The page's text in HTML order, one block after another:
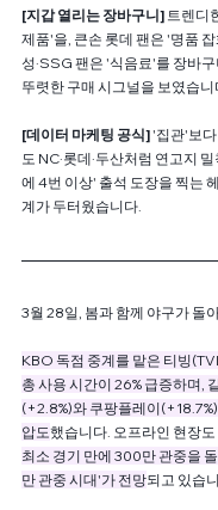
[지갑 열리는 장바구니] 트렌디
제품'을, 큰손 롯데 팬은 '명품
성·SSG 팬은 '식음료'를 장바
뚜렷한 구매 시그널을 보였습니
[데이터 마케팅 공식] '집관'보
도 NC·롯데·두산처럼 연고지
에 4번 이상' 출석 도장을 찍는
계가 두터웠습니다.
3월 28일, 봄과 함께 야구가 돌
KBO 독점 중계를 맡은 티빙
총 사용 시간이 26% 급증하며,
(+2.8%)와 쿠팡플레이
압도했습니다. 오프라인 현장
최소 경기 만에 300만 관중을
만 관중 시대'가 전망되고 있습